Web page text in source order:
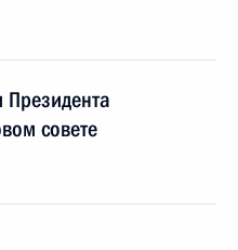
Президента
совете